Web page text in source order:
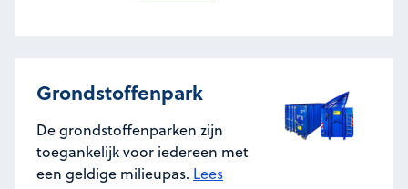
Grondstoffenpark
De grondstoffenparken zijn
toegankelijk voor iedereen met
een geldige milieupas. Lees